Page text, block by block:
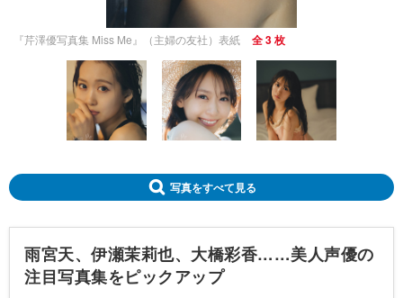
『芹澤優写真集 Miss Me』（主婦の友社）表紙 全 3 枚
写真をすべて見る
雨宮天、伊瀬茉莉也、大橋彩香……美人声優の
注目写真集をピックアップ